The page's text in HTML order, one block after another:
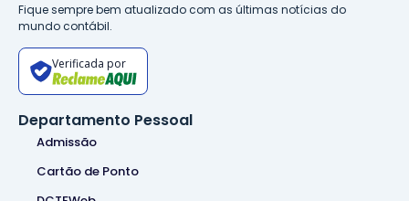
Fique sempre bem atualizado com as últimas notícias do
mundo contábil.
Verificada por
Departamento Pessoal
Admissão
Cartão de Ponto